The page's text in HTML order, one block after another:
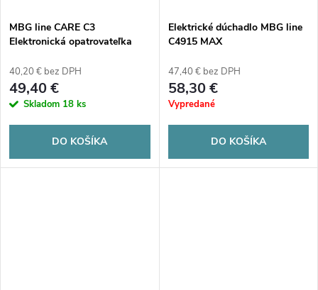
MBG line CARE C3
Elektronická opatrovateľka
40,20 € bez DPH
49,40 €
Skladom 18 ks
DO KOŠÍKA
Elektrické dúchadlo MBG line
C4915 MAX
47,40 € bez DPH
58,30 €
Vypredané
DO KOŠÍKA